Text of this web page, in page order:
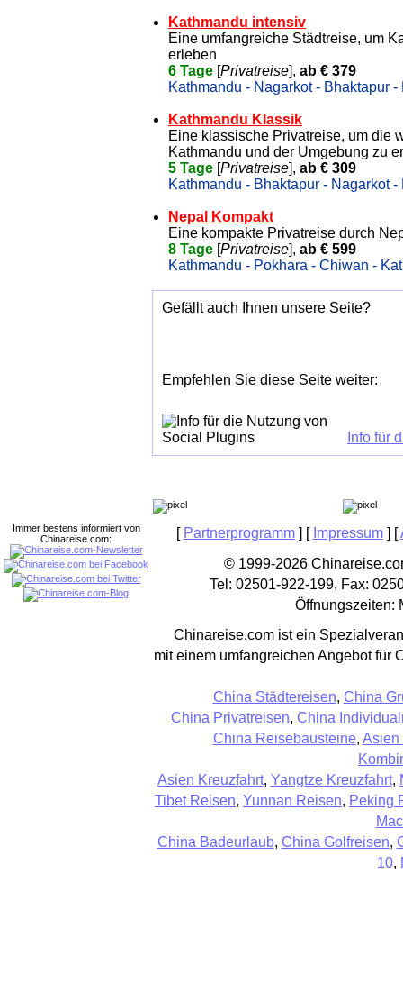
Kathmandu intensiv
Eine umfangreiche Städtreise, um
erleben
6 Tage [Privatreise], ab € 379
Kathmandu - Nagarkot - Bhaktapur
Kathmandu Klassik
Eine klassische Privatreise, um die
Kathmandu und der Umgebung zu
5 Tage [Privatreise], ab € 309
Kathmandu - Bhaktapur - Nagarkot
Nepal Kompakt
Eine kompakte Privatreise durch
8 Tage [Privatreise], ab € 599
Kathmandu - Pokhara - Chiwan -
Gefällt auch Ihnen unsere Seite?
Empfehlen Sie diese Seite weiter:
Info für
[ Partnerprogramm] [ Impressum] [
© 1999-2026
Tel: 02501-922-199, Fax:
Öffnungszeiten:
Chinareise.com ist ein
mit einem umfangreichen Angebot für
China Städtereisen, China
China Privatreisen, China
China Reisebausteine, Asien
Asien Kreuzfahrt, Yangtze Kreuzfahrt,
Tibet Reisen, Yunnan Reisen, Peking
China Badeurlaub, China Golfreisen,
10,
Immer bestens informiert von
Chinareise.com: